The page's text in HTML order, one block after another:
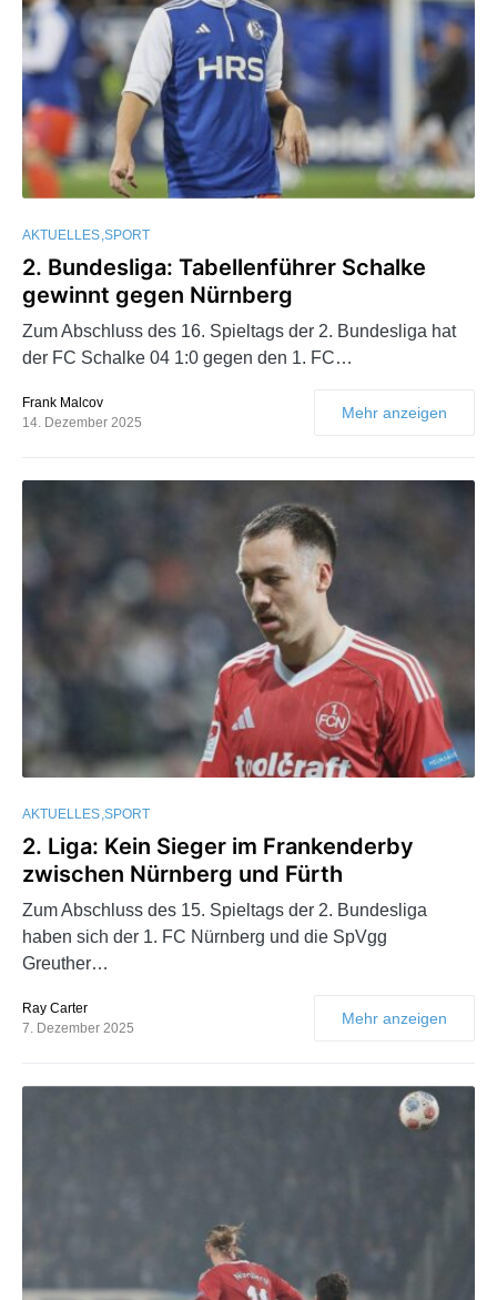
AKTUELLES SPORT
2. Bundesliga: Tabellenführer Schalke
gewinnt gegen Nürnberg
Zum Abschluss des 16. Spieltags der 2. Bundesliga hat
der FC Schalke 04 1:0 gegen den 1. FC…
Frank Malcov
14. Dezember 2025
Mehr anzeigen
AKTUELLES SPORT
2. Liga: Kein Sieger im Frankenderby
zwischen Nürnberg und Fürth
Zum Abschluss des 15. Spieltags der 2. Bundesliga
haben sich der 1. FC Nürnberg und die SpVgg
Greuther…
Ray Carter
7. Dezember 2025
Mehr anzeigen